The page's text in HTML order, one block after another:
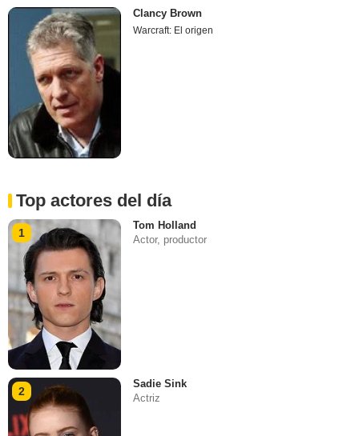
Clancy Brown
Warcraft: El origen
Top actores del día
1
Tom Holland
Actor, productor
2
Sadie Sink
Actriz